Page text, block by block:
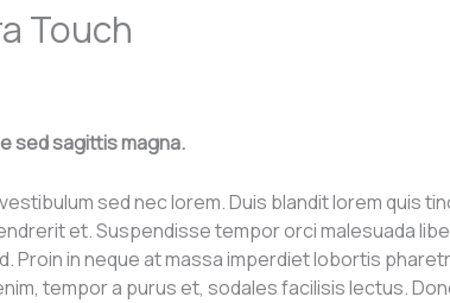
Touch
sed sagittis magna.
sed nec lorem. Duis blandit lorem quis
et. Suspendisse tempor orci malesuada
Proin in neque at massa imperdiet lobortis
tempor a purus et, sodales facilisis lectus.